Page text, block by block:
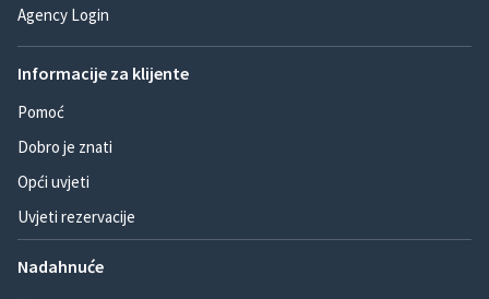
Agency Login
Informacije za klijente
Pomoć
Dobro je znati
Opći uvjeti
Uvjeti rezervacije
Nadahnuće